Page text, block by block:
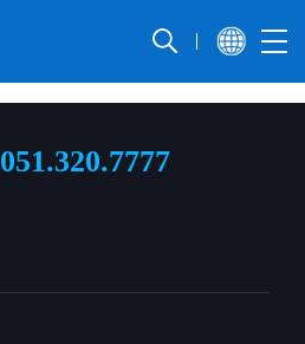
051.320.7777